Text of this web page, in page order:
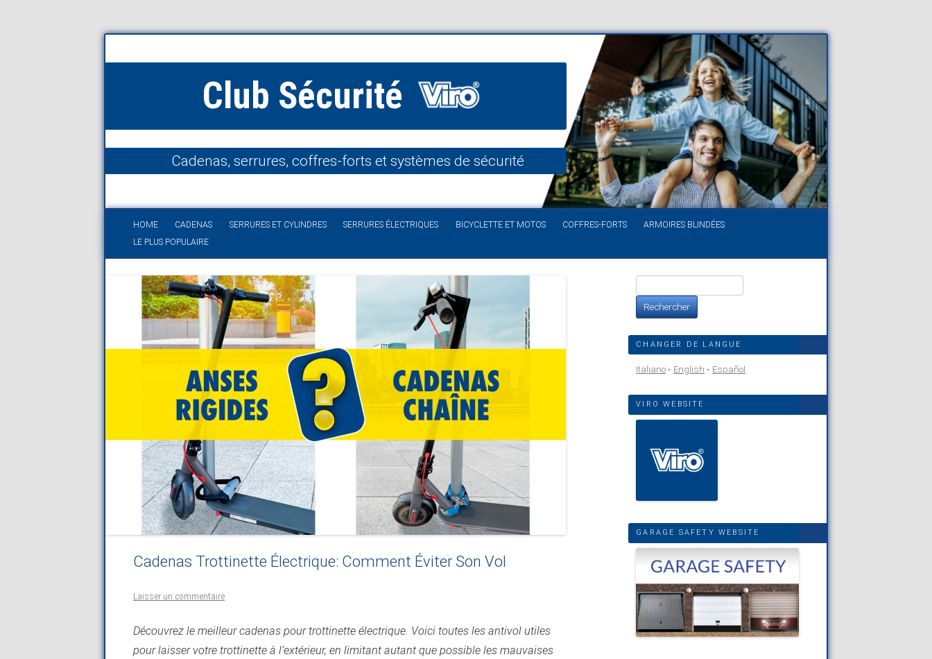
Club Sécurité
Cadenas, serrures, coffres-forts et systèmes de sécurité
HOME CADENAS SERRURES ET CYLINDRES SERRURES ÉLECTRIQUES BICYCLETTE ET MOTOS COFFRES-FORTS
ARMOIRES BLINDÉES
LE PLUS POPULAIRE
Cadenas Trottinette Électrique: Comment Éviter Son Vol
Laisser un commentaire
Découvrez le meilleur cadenas pour trottinette électrique. Voici toutes les antivol utiles
pour laisser votre trottinette à l’extérieur, en limitant autant que possible les mauvaises
CHANGER DE LANGUE
Italiano English Español
VIRO WEBSITE
GARAGE SAFETY WEBSITE